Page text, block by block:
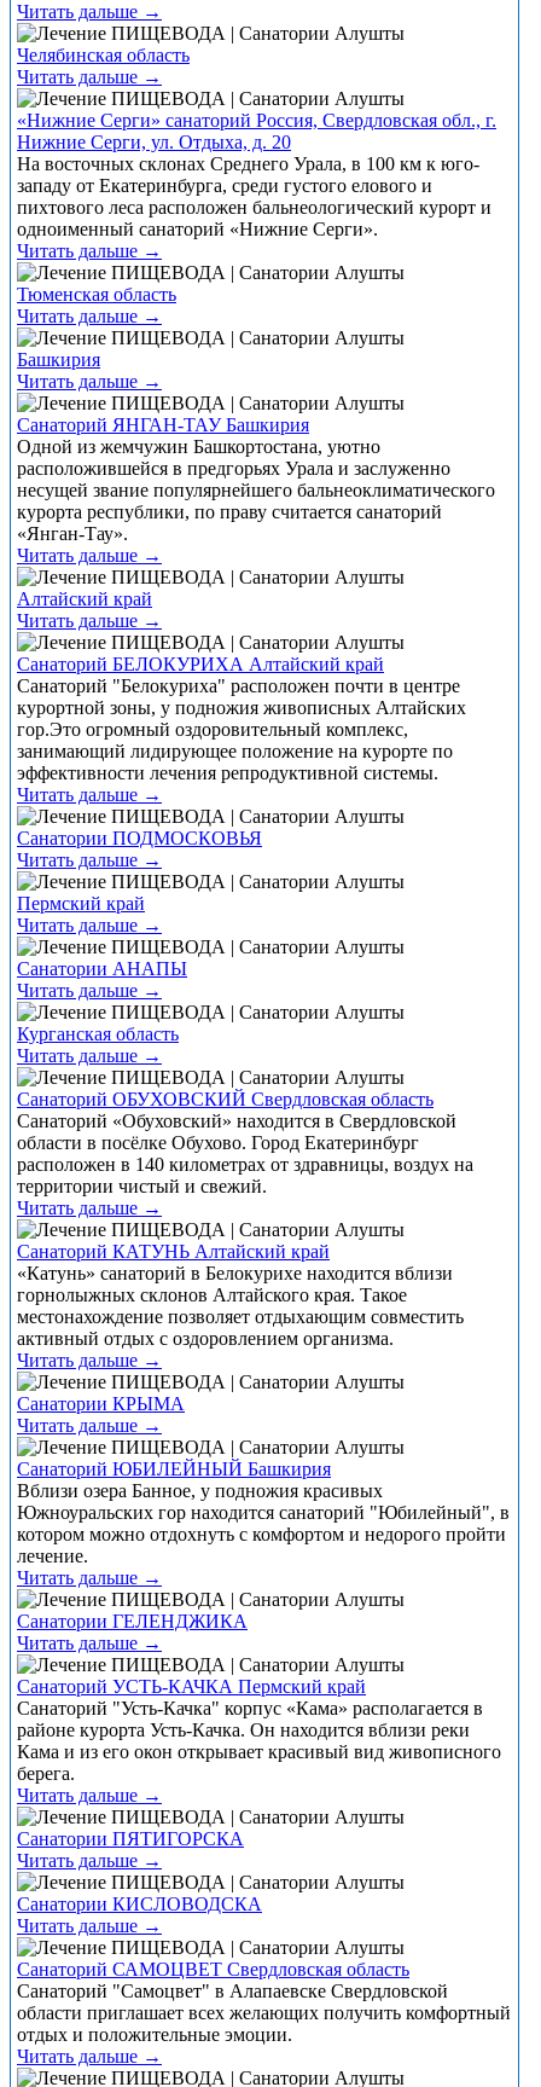
Читать дальше →
Челябинская область
Читать дальше →
«Нижние Серги» санаторий Россия, Свердловская обл., г.
Нижние Серги, ул. Отдыха, д. 20
На восточных склонах Среднего Урала, в 100 км к юго-
западу от Екатеринбурга, среди густого елового и
пихтового леса расположен бальнеологический курорт и
одноименный санаторий «Нижние Серги».
Читать дальше →
Тюменская область
Читать дальше →
Башкирия
Читать дальше →
Санаторий ЯНГАН-ТАУ Башкирия
Одной из жемчужин Башкортостана, уютно
расположившейся в предгорьях Урала и заслуженно
несущей звание популярнейшего бальнеоклиматического
курорта республики, по праву считается санаторий
«Янган-Тау».
Читать дальше →
Алтайский край
Читать дальше →
Санаторий БЕЛОКУРИХА Алтайский край
Санаторий "Белокуриха" расположен почти в центре
курортной зоны, у подножия живописных Алтайских
гор.Это огромный оздоровительный комплекс,
занимающий лидирующее положение на курорте по
эффективности лечения репродуктивной системы.
Читать дальше →
Санатории ПОДМОСКОВЬЯ
Читать дальше →
Пермский край
Читать дальше →
Санатории АНАПЫ
Читать дальше →
Курганская область
Читать дальше →
Санаторий ОБУХОВСКИЙ Свердловская область
Санаторий «Обуховский» находится в Свердловской
области в посёлке Обухово. Город Екатеринбург
расположен в 140 километрах от здравницы, воздух на
территории чистый и свежий.
Читать дальше →
Санаторий КАТУНЬ Алтайский край
«Катунь» санаторий в Белокурихе находится вблизи
горнолыжных склонов Алтайского края. Такое
местонахождение позволяет отдыхающим совместить
активный отдых с оздоровлением организма.
Читать дальше →
Санатории КРЫМА
Читать дальше →
Санаторий ЮБИЛЕЙНЫЙ Башкирия
Вблизи озера Банное, у подножия красивых
Южноуральских гор находится санаторий "Юбилейный", в
котором можно отдохнуть с комфортом и недорого пройти
лечение.
Читать дальше →
Санатории ГЕЛЕНДЖИКА
Читать дальше →
Санаторий УСТЬ-КАЧКА Пермский край
Санаторий "Усть-Качка" корпус «Кама» располагается в
районе курорта Усть-Качка. Он находится вблизи реки
Кама и из его окон открывает красивый вид живописного
берега.
Читать дальше →
Санатории ПЯТИГОРСКА
Читать дальше →
Санатории КИСЛОВОДСКА
Читать дальше →
Санаторий САМОЦВЕТ Свердловская область
Санаторий "Самоцвет" в Алапаевске Свердловской
области приглашает всех желающих получить комфортный
отдых и положительные эмоции.
Читать дальше →